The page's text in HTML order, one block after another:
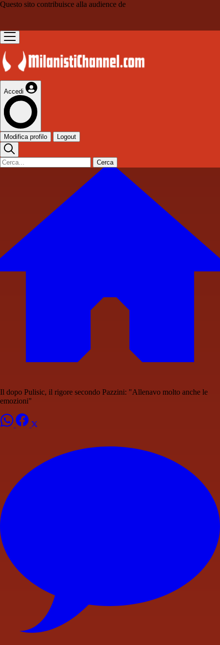
Questo sito contribuisce alla audience de
Accedi
Modifica profilo Logout
Cerca
Il dopo Pulisic, il rigore secondo Pazzini: "Allenavo molto anche le
emozioni"